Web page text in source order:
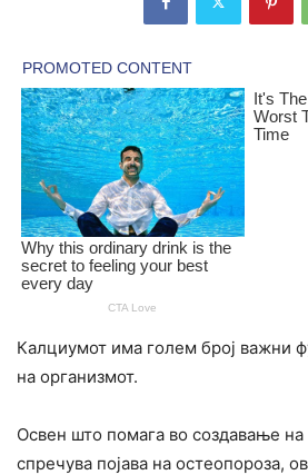
Калциумот има голем број важни
на организмот.
Освен што помага во создавање
спречува појава на остеопороза,